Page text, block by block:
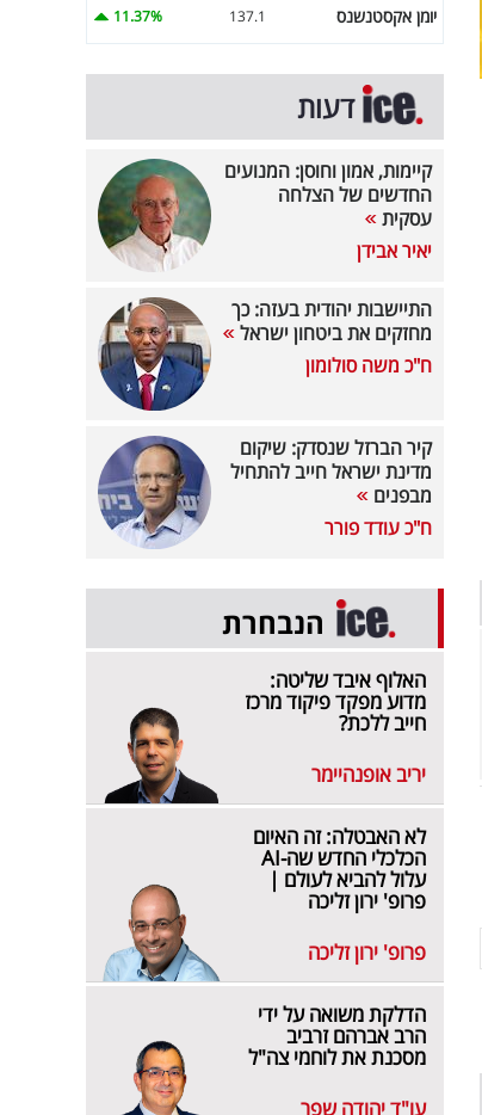
יומן אקסטנשנס 137.1
11.37%
דעות
קיימות, אמון וחוסן: המנועים
החדשים של הצלחה
עסקית
יאיר אבידן
התיישבות יהודית בעזה: כך
מחזקים את ביטחון ישראל
ח"כ משה סולומון
קיר הברזל שנסדק: שיקום
מדינת ישראל חייב להתחיל
מבפנים
ח"כ עודד פורר
הנבחרת
האלוף איבד שליטה:
מדוע מפקד פיקוד מרכז
חייב ללכת?
יריב אופנהיימר
לא האבטלה: זה האיום
הכלכלי החדש שה-AI
עלול להביא לעולם |
פרופ' ירון זליכה
פרופ' ירון זליכה
הדלקת משואה על ידי
הרב אברהם זרביב
מסכנת את לוחמי צה"ל
עו"ד יהודה שפר